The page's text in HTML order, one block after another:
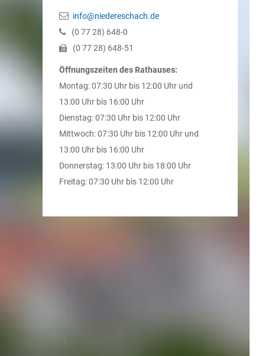
info@niedereschach.de
(0 7728) 648-0
(0 7728) 648-51
Öffnungszeiten des Rathauses:
Montag: 07:30 Uhr bis 12:00 Uhr und
13:00 Uhr bis 16:00 Uhr
Dienstag: 07:30 Uhr bis 12:00 Uhr
Mittwoch: 07:30 Uhr bis 12:00 Uhr und
13:00 Uhr bis 16:00 Uhr
Donnerstag: 13:00 Uhr bis 18:00 Uhr
Freitag: 07:30 Uhr bis 12:00 Uhr